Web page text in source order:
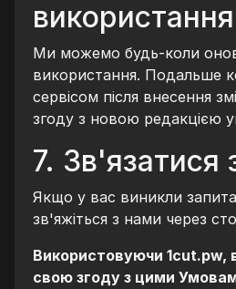
використання
Ми можемо будь-коли
використання. Подальше
сервісом після внесення
згоду з новою редакцією
7. Зв'язатися
Якщо у вас виникли
зв'яжіться з нами через
Використовуючи 1cut.pw,
свою згоду з цими